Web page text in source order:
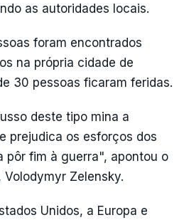
as autoridades locais.
foram encontrados
na própria cidade de
30 pessoas ficaram feridas.
deste tipo mina a
prejudica os esforços dos
pôr fim à guerra", apontou o
Zelensky.
Unidos, a Europa e